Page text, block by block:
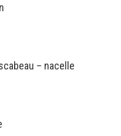
– nacelle